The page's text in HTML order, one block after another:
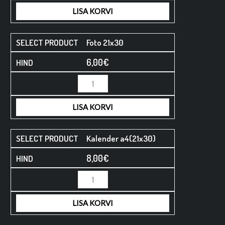
LISA KORVI
Foto 21x30
6,00€
LISA KORVI
Kalender a4(21x30)
8,00€
LISA KORVI